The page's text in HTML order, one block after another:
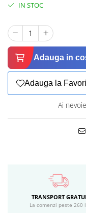
IN STOC
Adauga in
Adauga la
Ai
TRANSPORT
La comenzi peste 260